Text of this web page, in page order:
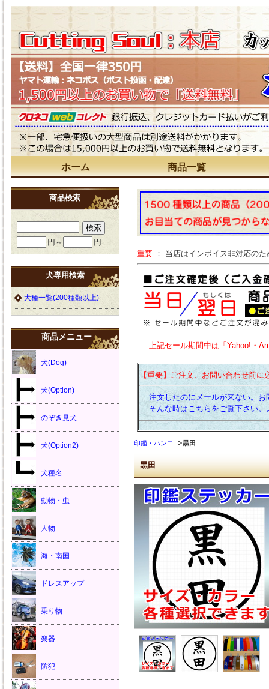
ホーム 商品一覧
重要 ： 当店はインボイス非対応の
上記セール期間中は「Yahoo!・
【重要】ご注文、お問い合わせ前に
注文したのにメールが来ない。お
そんな時はこちらをご覧下さい。
印鑑・ハンコ 黒田
黒田
商品検索
円～ 円
犬専用検索
犬種一覧(200種類以上)
商品メニュー
犬(Dog)
犬(Option)
のぞき見犬
犬(Option2)
犬種名
動物・虫
人物
海・南国
ドレスアップ
乗り物
楽器
防犯